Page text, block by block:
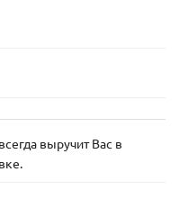
выручит Вас в